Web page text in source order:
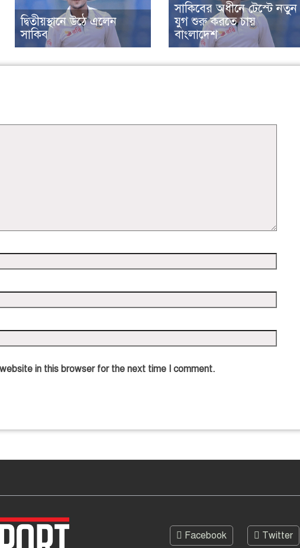
দ্বিতীয়স্থানে উঠে এলেন
সাকিব
সাকিবের অধীনে টেস্টে নতুন
যুগ শুরু করতে চায়
বাংলাদেশ
in this browser for the next time I comment.
Facebook Twitter